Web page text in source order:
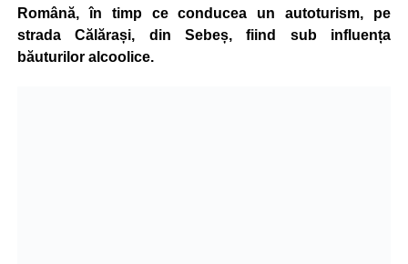
Română, în timp ce conducea un autoturism, pe
strada Călărași, din Sebeș, fiind sub influența
băuturilor alcoolice.